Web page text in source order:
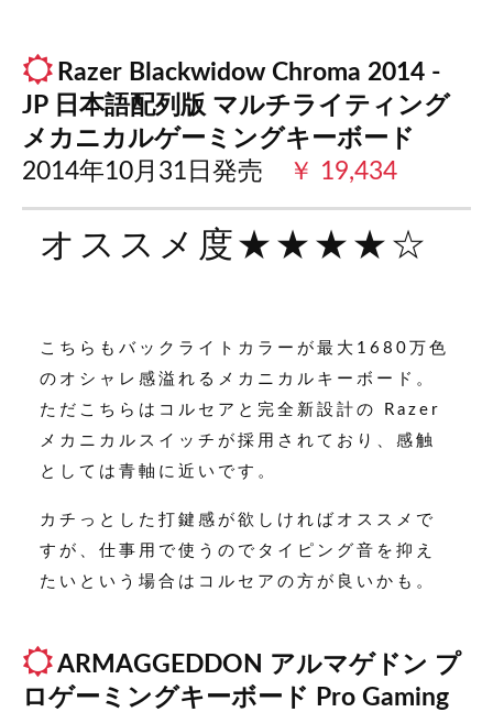
Razer Blackwidow Chroma 2014 -
JP 日本語配列版 マルチライティング
メカニカルゲーミングキーボード
2014年10月31日発売
￥ 19,434
オススメ度★★★★☆
こちらもバックライトカラーが最大1680万色
のオシャレ感溢れるメカニカルキーボード。
ただこちらはコルセアと完全新設計の Razer
メカニカルスイッチが採用されており、感触
としては青軸に近いです。
カチっとした打鍵感が欲しければオススメで
すが、仕事用で使うのでタイピング音を抑え
たいという場合はコルセアの方が良いかも。
ARMAGGEDDON アルマゲドン プ
ロゲーミングキーボード Pro Gaming